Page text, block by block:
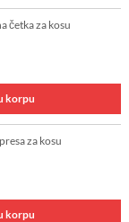
četka za kosu
korpu
za kosu
korpu